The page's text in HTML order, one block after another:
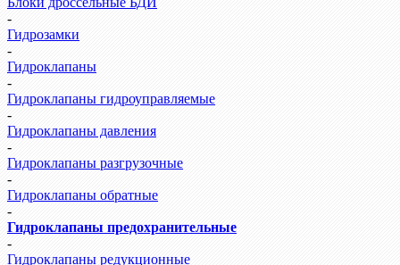
-
Гидрозамки
-
Гидроклапаны
-
Гидроклапаны гидроуправляемые
-
Гидроклапаны давления
-
Гидроклапаны разгрузочные
-
Гидроклапаны обратные
-
Гидроклапаны предохранительные
-
Гидроклапаны редукционные